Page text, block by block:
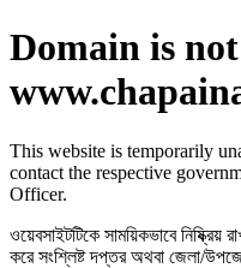
Domain is
This website is temporarily
contact the respective
Officer.
ওয়েবসাইটটিকে সাময়িকভাবে
করে সংশ্লিষ্ট দপ্তর অথবা জেলা/